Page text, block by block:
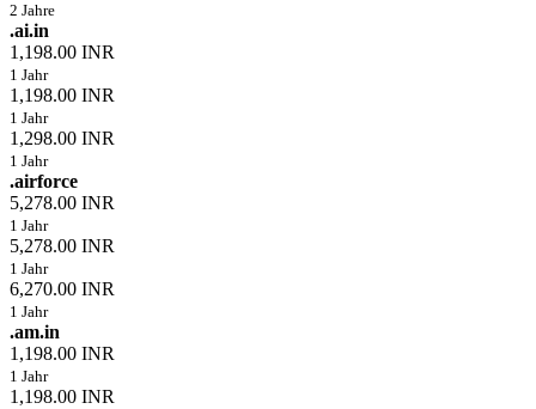
2 Jahre
.ai.in
1,198.00 INR
1 Jahr
1,198.00 INR
1 Jahr
1,298.00 INR
1 Jahr
.airforce
5,278.00 INR
1 Jahr
5,278.00 INR
1 Jahr
6,270.00 INR
1 Jahr
.am.in
1,198.00 INR
1 Jahr
1,198.00 INR